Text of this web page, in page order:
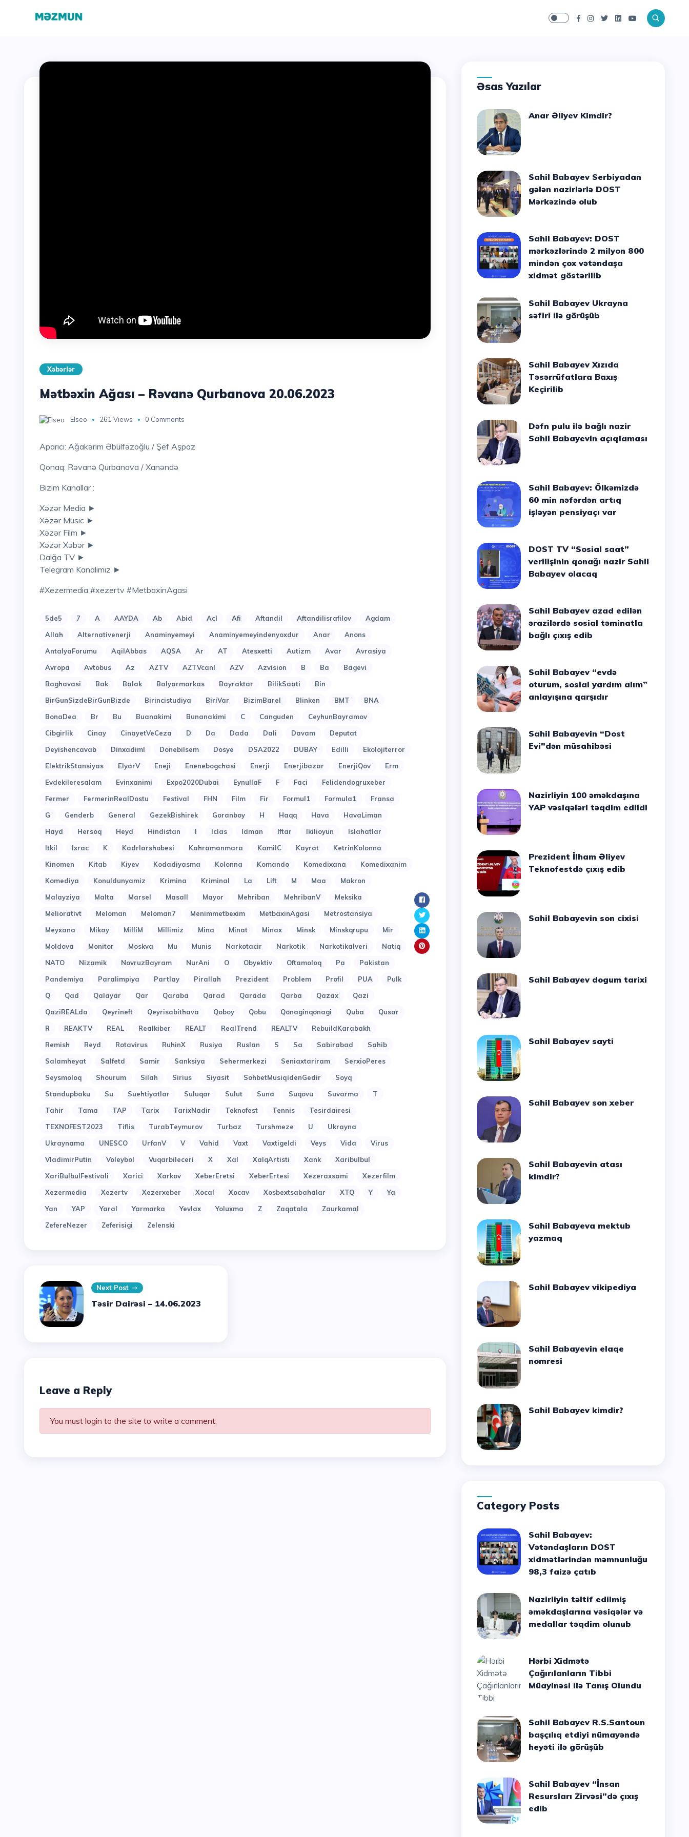
Xəbərlər
Mətbəxin Ağası – Rəvanə Qurbanova 20.06.2023
Elseo 261 Views 0 Comments
Aparıcı: Ağakərim Əbülfəzoğlu / Şef Aşpaz
Qonaq: Rəvanə Qurbanova / Xanəndə
Bizim Kanallar :
Xəzər Media ►
Xəzər Music ►
Xəzər Film ►
Xəzər Xəbər ►
Dalğa TV ►
Telegram Kanalımız ►
#xezermedia #xezertv #MetbaxinAgasi
5de5 7 A AAYDA Ab Abid Acl Afi Aftandil Aftandilisrafilov
Agdam
Allah
Alternativenerji Anaminyemeyi Anaminyemeyindenyoxdur Anar
Anons
AntalyaForumu
AqilAbbas AQSA Ar AT Atesxetti Autizm Avar
Avrasiya
Avropa
Avtobus Az AZTV AZTVcanl AZV Azvision B Ba
Bagevi
Baghavasi
Bak Balak Balyarmarkas Bayraktar BilikSaati
Bin
BirGunSizdeBirGunBizde
Birincistudiya BiriVar BizimBarel Blinken BMT
BNA
BonaDea
Br Bu Buanakimi Bunanakimi C Canguden
CeyhunBayramov
Cibgirlik
Cinay CinayetVeCeza D Da Dada Dali Davam
Deputat
Deyishencavab
Dinxadiml Donebilsem Dosye DSA2022 DUBAY Edilli
Ekolojiterror
ElektrikStansiyas
ElyarV Eneji Enenebogchasi Enerji Enerjibazar EnerjiQov
Erm
Evdekileresalam
Evinxanimi Expo2020Dubai EynullaF F Faci
Felidendogruxeber
Fermer
FermerinRealDostu Festival FHN Film Fir Formul1 Formula1
Fransa
G
Genderb General GezekBishirek Goranboy H Haqq Hava
HavaLiman
Hayd
Hersoq Heyd Hindistan I Iclas Idman Iftar Ikilioyun
Islahatlar
Itkil
Ixrac K Kadrlarshobesi Kahramanmara KamilC Kayrat
KetrinKolonna
Kinomen
Kitab Kiyev Kodadiyasma Kolonna Komando Komedixana
Komedixanim
Komediya
Konuldunyamiz Krimina Kriminal La Lift M Maa
Makron
Malayziya
Malta Marsel Masall Mayor Mehriban MehribanV
Meksika
Meliorativt
Meloman Meloman7 Menimmetbexim MetbaxinAgasi
Metrostansiya
Meyxana
Mikay MilliM Millimiz Mina Minat Minax Minsk Minskqrupu
Mir
Moldova
Monitor Moskva Mu Munis Narkotacir Narkotik Narkotikalveri
Natiq
NATO
Nizamik NovruzBayram NurAni O Obyektiv Oftamoloq Pa
Pakistan
Pandemiya
Paralimpiya Partlay Pirallah Prezident Problem Profil PUA
Pulk
Q
Qad Qalayar Qar Qaraba Qarad Qarada Qarba Qazax
Qazi
QaziREALda
Qeyrineft Qeyrisabithava Qoboy Qobu Qonaginqonagi Quba
Qusar
R
REAKTV REAL Realkiber REALT RealTrend REALTV
RebuildKarabakh
Remish
Reyd Rotavirus RuhinX Rusiya Ruslan S Sa Sabirabad
Sahib
Salamheyat
Salfetd Samir Sanksiya Sehermerkezi Seniaxtariram
SerxioPeres
Seysmoloq
Shourum Silah Sirius Siyasit SohbetMusiqidenGedir
Soyq
Standupbaku
Su Suehtiyatlar Suluqar Sulut Suna Suqovu Suvarma
T
Tahir
Tama TAP Tarix TarixNadir Teknofest Tennis
Tesirdairesi
TEXNOFEST2023
Tiflis TurabTeymurov Turbaz Turshmeze U
Ukrayna
Ukraynama
UNESCO UrfanV V Vahid Vaxt Vaxtigeldi Veys Vida
Virus
VladimirPutin
Voleybol Vuqarbileceri X Xal XalqArtisti Xank
Xaribulbul
XariBulbulFestivali
Xarici Xarkov XeberEretsi XeberErtesi Xezeraxsami
Xezerfilm
Xezermedia
Xezertv Xezerxeber Xocal Xocav Xosbextsabahalar XTQ Y
Ya
Yan
YAP Yaral Yarmarka Yevlax Yoluxma Z Zaqatala
Zaurkamal
ZefereNezer
Zeferisigi Zelenski
Next Post
Təsir Dairəsi – 14.06.2023
Leave a Reply
You must login to the site to write a comment.
Əsas Yazılar
Anar Əliyev Kimdir?
Sahil Babayev Serbiyadan
gələn nazirlərlə DOST
Mərkəzində olub
Sahil Babayev: DOST
mərkəzlərində 2 milyon 800
mindən çox vətəndaşa
xidmət göstərilib
Sahil Babayev Ukrayna
səfiri ilə görüşüb
Sahil Babayev Xızıda
Təsərrüfatlara Baxış
Keçirilib
Dəfn pulu ilə bağlı nazir
Sahil Babayevin açıqlaması
Sahil Babayev: Ölkəmizdə
60 min nəfərdən artıq
işləyən pensiyaçı var
DOST TV “Sosial saat”
verilişinin qonağı nazir Sahil
Babayev olacaq
Sahil Babayev azad edilən
ərazilərdə sosial təminatla
bağlı çıxış edib
Sahil Babayev “evdə
oturum, sosial yardım alım”
anlayışına qarşıdır
Sahil Babayevin “Dost
Evi”dən müsahibəsi
Nazirliyin 100 əməkdaşına
YAP vəsiqələri təqdim edildi
Prezident İlham Əliyev
Teknofestdə çıxış edib
Sahil Babayevin son cixisi
Sahil Babayev dogum tarixi
Sahil Babayev sayti
Sahil Babayev son xeber
Sahil Babayevin atası
kimdir?
Sahil Babayeva mektub
yazmaq
Sahil Babayev vikipediya
Sahil Babayevin elaqe
nomresi
Sahil Babayev kimdir?
Category Posts
Sahil Babayev:
Vətəndaşların DOST
xidmətlərindən məmnunluğu
98,3 faizə çatıb
Nazirliyin təltif edilmiş
əməkdaşlarına vəsiqələr və
medallar təqdim olunub
Hərbi Xidmətə
Çağırılanların Tibbi
Müayinəsi ilə Tanış Olundu
Sahil Babayev R.S.Santoun
başçılıq etdiyi nümayəndə
heyəti ilə görüşüb
Sahil Babayev “İnsan
Resursları Zirvəsi”də çıxış
edib